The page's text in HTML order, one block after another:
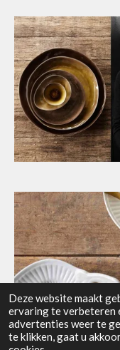
Deze website maakt
ervaring te verbeteren
advertenties weer te
te klikken, gaat u
© 2024 - 2026 Let's